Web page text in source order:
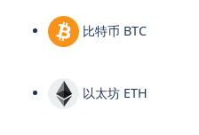
比特币 BTC
以太坊 ETH